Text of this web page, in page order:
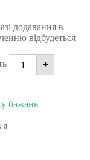
додавання в
відбудеться
+
бажань